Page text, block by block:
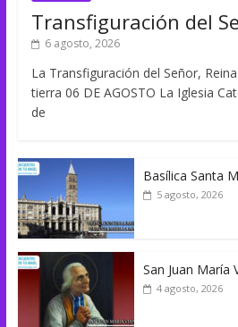
Transfiguración del
6 agosto, 2026
La Transfiguración del Señor,
tierra 06 DE AGOSTO La Iglesia
de
Basílica Santa
5 agosto, 2026
San Juan María
4 agosto, 2026